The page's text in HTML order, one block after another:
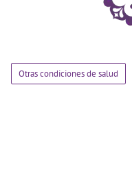
Otras condiciones de salud